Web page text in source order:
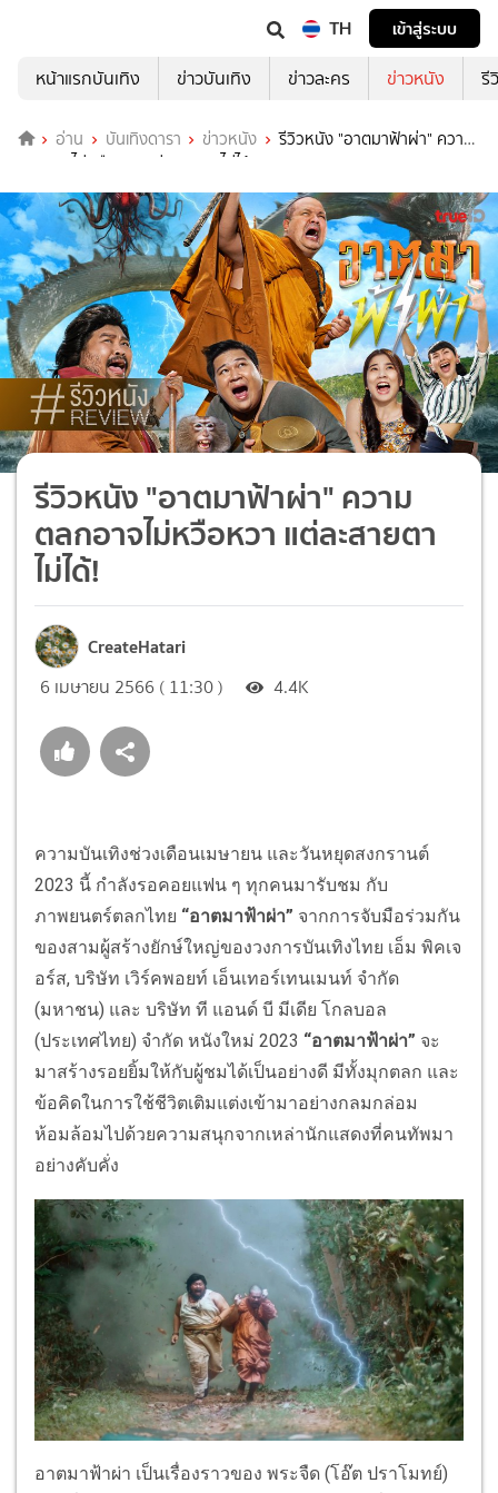
TH
เข้าสู่ระบบ
หน้าแรกบันเทิง
ข่าวบันเทิง ข่าวละคร ข่าวหนัง รี
อ่าน บันเทิงดารา ข่าวหนัง
รีวิวหนัง "อาตมาฟ้าผ่า" ความ
ตลกอาจไม่หวือหวา แต่ละสายตาไม่ได้!
รีวิวหนัง "อาตมาฟ้าผ่า" ความ
ตลกอาจไม่หวือหวา แต่ละสายตา
ไม่ได้!
CreateHatari
6 เมษายน 2566 ( 11:30 ) 4.4K
ความบันเทิงช่วงเดือนเมษายน และวันหยุดสงกรานต์
2023 นี้ กำลังรอคอยแฟน ๆ ทุกคนมารับชม กับ
ภาพยนตร์ตลกไทย “อาตมาฟ้าผ่า” จากการจับมือร่วมกัน
ของสามผู้สร้างยักษ์ใหญ่ของวงการบันเทิงไทย เอ็ม พิคเจ
อร์ส, บริษัท เวิร์คพอยท์ เอ็นเทอร์เทนเมนท์ จำกัด
(มหาชน) และ บริษัท ที แอนด์ บี มีเดีย โกลบอล
(ประเทศไทย) จำกัด หนังใหม่ 2023 “อาตมาฟ้าผ่า” จะ
มาสร้างรอยยิ้มให้กับผู้ชมได้เป็นอย่างดี มีทั้งมุกตลก และ
ข้อคิดในการใช้ชีวิตเติมแต่งเข้ามาอย่างกลมกล่อม
ห้อมล้อมไปด้วยความสนุกจากเหล่านักแสดงที่คนทัพมา
อย่างคับคั่ง
อาตมาฟ้าผ่า เป็นเรื่องราวของ พระจืด (โอ๊ต ปราโมทย์)